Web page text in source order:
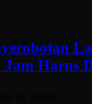
Harus